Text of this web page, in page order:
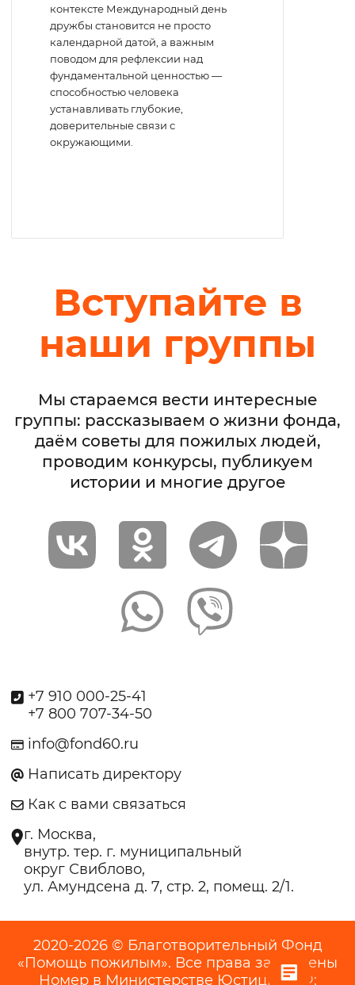
контексте Международный день
дружбы становится не просто
календарной датой, а важным
поводом для рефлексии над
фундаментальной ценностью —
способностью человека
устанавливать глубокие,
доверительные связи с
окружающими.
Вступайте в
наши группы
Мы стараемся вести интересные
группы: рассказываем о жизни фонда,
даём советы для пожилых людей,
проводим конкурсы, публикуем
истории и многие другое
+7 910 000-25-41
+7 800 707-34-50
info@fond60.ru
Написать директору
Как с вами связаться
г. Москва,
внутр. тер. г. муниципальный
округ Свиблово,
ул. Амундсена д. 7, стр. 2, помещ. 2/1.
2020-2026 © Благотворительный Фонд
«Помощь пожилым». Все права защищены
Номер в Министерстве Юстиции РФ: